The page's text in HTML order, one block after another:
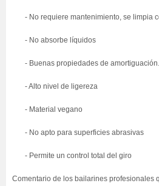
- No requiere mantenimiento, se limpia
- No absorbe líquidos
- Buenas propiedades de amortiguación.
- Alto nivel de ligereza
- Material vegano
- No apto para superficies abrasivas
- Permite un control total del giro
Comentario de los bailarines profesionales